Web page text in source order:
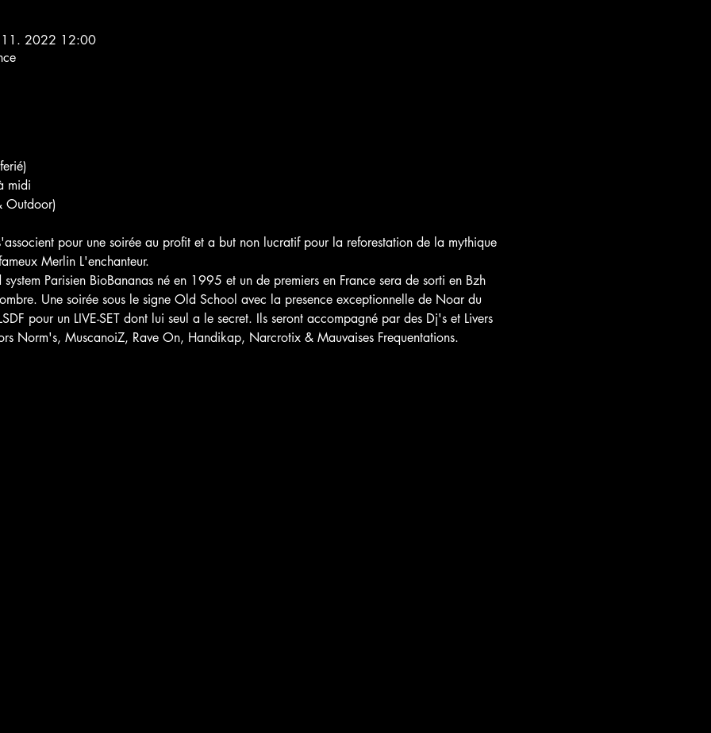
2022 12:00
midi
Outdoor)
pour une soirée au profit et a but non lucratif pour la reforestation de la mythique
Merlin L'enchanteur.
Parisien BioBananas né en 1995 et un de premiers en France sera de sorti en Bzh
Une soirée sous le signe Old School avec la presence exceptionnelle de Noar du
pour un LIVE-SET dont lui seul a le secret. Ils seront accompagné par des Dj's et Livers
Norm's, MuscanoiZ, Rave On, Handikap, Narcrotix & Mauvaises Frequentations.